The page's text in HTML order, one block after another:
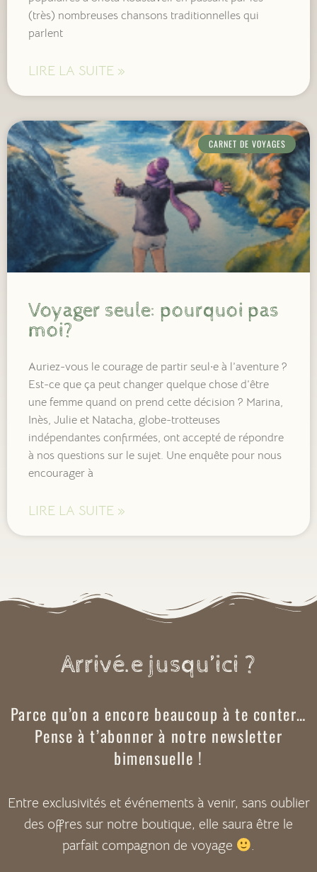
(très) nombreuses chansons traditionnelles qui
parlent
LIRE LA SUITE »
CARNET DE VOYAGES
Voyager seule: pourquoi pas
moi?
Auriez-vous le courage de partir seul·e à l’aventure ?
Est-ce que ça peut changer quelque chose d’être
une femme quand on prend cette décision ? Marina,
Inès, Julie et Natacha, globe-trotteuses
indépendantes confirmées, ont accepté de répondre
à nos questions sur le sujet. Une enquête pour nous
encourager à
LIRE LA SUITE »
Arrivé.e jusqu’ici ?
Parce qu’on a encore beaucoup à te conter…
Pense à t’abonner à notre newsletter
bimensuelle !
Entre exclusivités et événements à venir, sans oublier
des offres sur notre boutique, elle saura être le
parfait compagnon de voyage
.